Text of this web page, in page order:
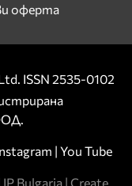
оферта
ISSN 2535-0102
| You Tube
IP Bulgaria | Create